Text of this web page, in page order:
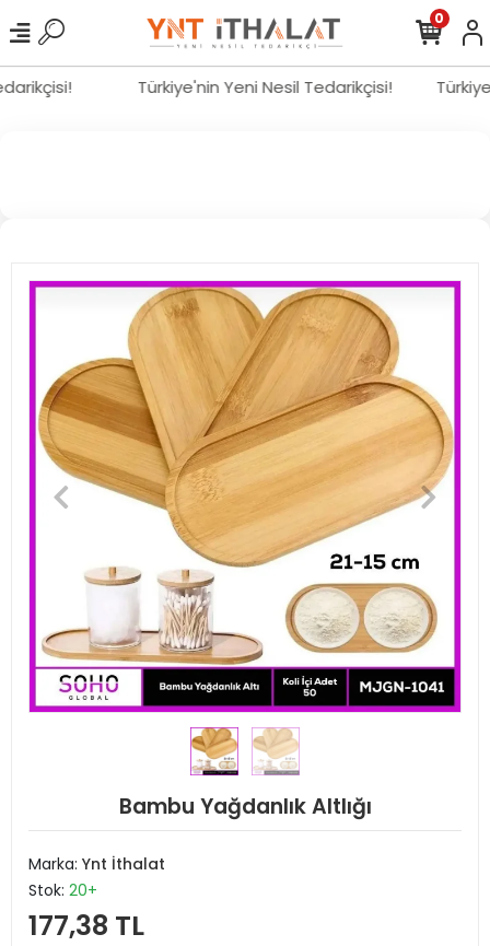
Türkiye'nin Yeni Nesil Tedarikçisi!
0
Bambu Yağdanlık Altlığı
Marka: Ynt İthalat
Stok: 20+
177,38 TL